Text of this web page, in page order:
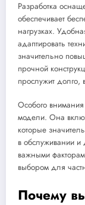
Разработка
обеспечивает
нагрузках.
адаптировать
значительно
прочной
прослужит
Особого
модели. Она
которые
в обслуживании и
важными
выбором для
Почему